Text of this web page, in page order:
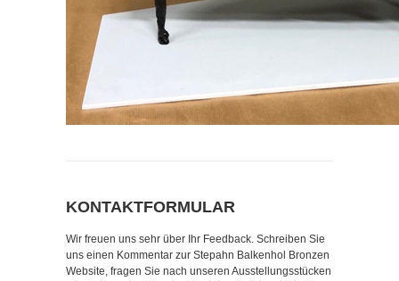
KONTAKTFORMULAR
Wir freuen uns sehr über Ihr Feedback. Schreiben Sie
uns einen Kommentar zur Stepahn Balkenhol Bronzen
Website, fragen Sie nach unseren Ausstellungsstücken